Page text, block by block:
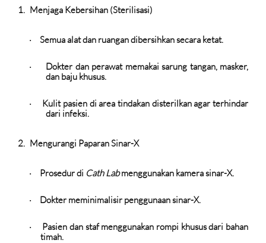
1. Menjaga Kebersihan (Sterilisasi)
· Semua alat dan ruangan dibersihkan secara ketat.
·
Dokter dan perawat memakai sarung tangan, masker,
dan baju khusus.
·
Kulit pasien di area tindakan disterilkan agar terhindar
dari infeksi.
2. Mengurangi Paparan Sinar-X
· Prosedur di Cath Labmenggunakan kamera sinar-X.
· Dokter meminimalisir penggunaan sinar-X.
·
Pasien dan staf menggunakan rompi khusus dari bahan
timah.